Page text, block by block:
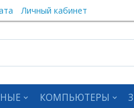
Личный кабинет
КОМПЬЮТЕРЫ